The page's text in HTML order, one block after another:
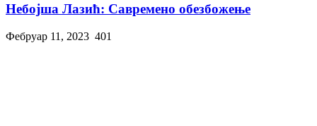
Небојша Лазић: Савремено обезбожење
Фебруар 11, 2023 401